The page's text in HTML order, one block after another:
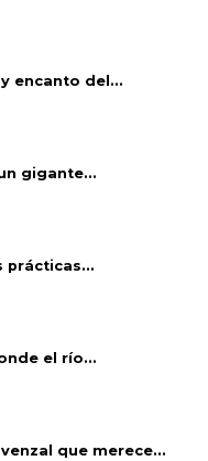
encanto del...
gigante...
prácticas...
el río...
que merece...